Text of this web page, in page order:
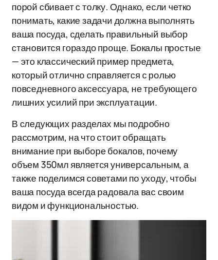
порой сбивает с толку. Однако, если четко
понимать, какие задачи должна выполнять
ваша посуда, сделать правильный выбор
становится гораздо проще. Бокалы простые
— это классический пример предмета,
который отлично справляется с ролью
повседневного аксессуара, не требующего
лишних усилий при эксплуатации.
В следующих разделах мы подробно
рассмотрим, на что стоит обращать
внимание при выборе бокалов, почему
объем 350мл является универсальным, а
также поделимся советами по уходу, чтобы
ваша посуда всегда радовала вас своим
видом и функциональностью.